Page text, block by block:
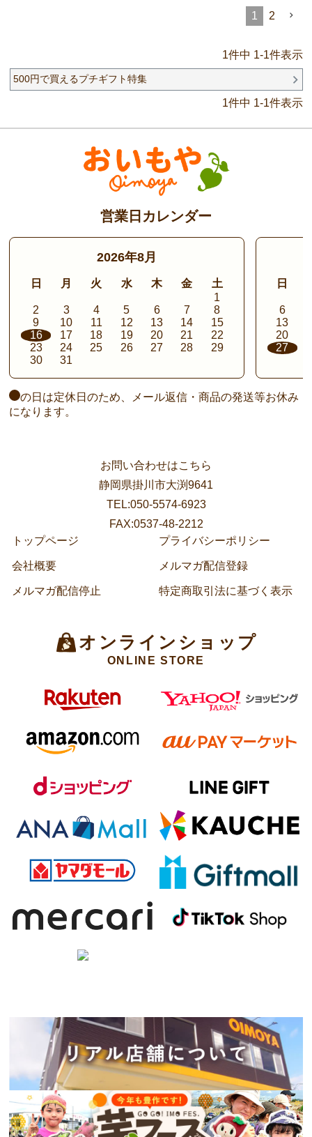
1 2
1件中 1-1件表示
500円で買えるプチギフト特集
1件中 1-1件表示
営業日カレンダー
2026年8月
日 月 火 水 木 金
土
1
2
3 4 5 6 7
8
9
10 11 12 13 14
15
16
17 18 19 20 21
22
23
24 25 26 27 28
29
30
31
日
6
13
20
27
の日は定休日のため、メール返信・商品の発送等お休み
になります。
お問い合わせはこちら
静岡県掛川市大渕9641
TEL:050-5574-6923
FAX:0537-48-2212
トップページ
プライバシーポリシー
会社概要 メルマガ配信登録
メルマガ配信停止 特定商取引法に基づく表示
オンラインショップ
ONLINE STORE